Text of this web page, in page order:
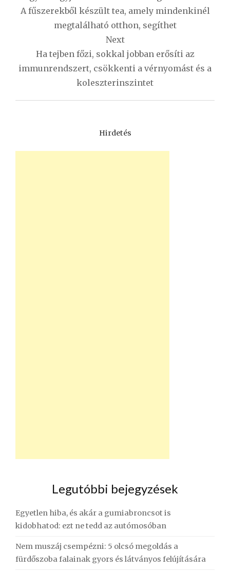
A fűszerekből készült tea, amely mindenkinél
megtalálható otthon, segíthet
Next
Ha tejben főzi, sokkal jobban erősíti az
immunrendszert, csökkenti a vérnyomást és a
koleszterinszintet
Hirdetés
Legutóbbi bejegyzések
Egyetlen hiba, és akár a gumiabroncsot is
kidobhatod: ezt ne tedd az autómosóban
Nem muszáj csempézni: 5 olcsó megoldás a
fürdőszoba falainak gyors és látványos felújítására